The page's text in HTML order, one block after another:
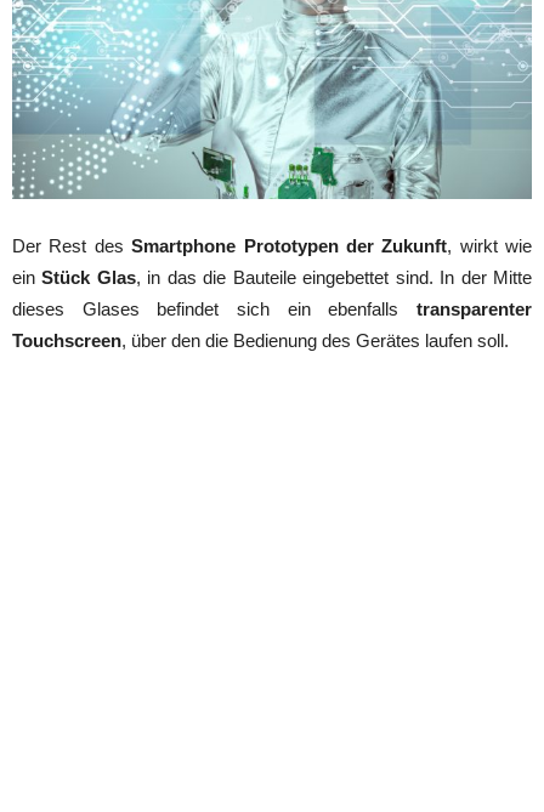
Der Rest desSmartphone Prototypen der Zukunft, wirkt wie
einStück Glas, in das die Bauteile eingebettet sind. In der Mitte
dieses Glases befindet sich ein ebenfalls transparenter
Touchscreen, über den die Bedienung des Gerätes laufen soll.